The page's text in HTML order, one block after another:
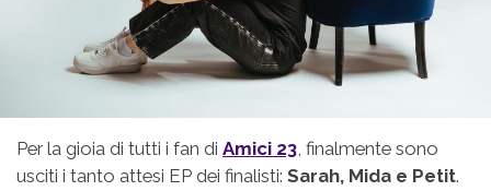
Per la gioia di tutti i fan di Amici 23, finalmente sono
usciti i tanto attesi EP dei finalisti: Sarah, Mida e Petit.